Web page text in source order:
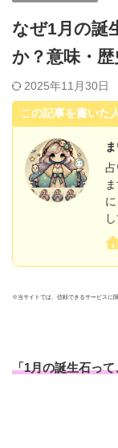
なぜ1月の誕
か？意味・
2025年11月30日
この記事を書いた
※当サイトでは、信頼できるサービスに
「1月の誕生石って